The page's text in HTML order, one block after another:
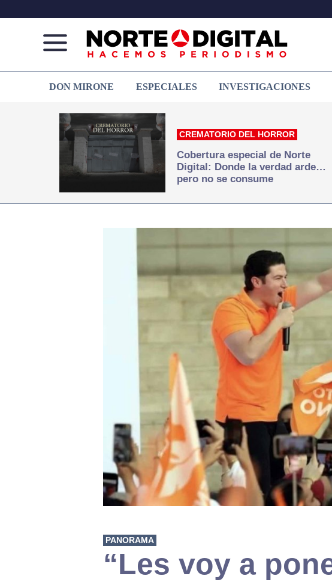
de
Juárez
que
hacemos periodismo
DON MIRONE ESPECIALES INVESTIGACIONES
CREMATORIO DEL HORROR
Cobertura especial de Norte
Digital: Donde la verdad arde…
pero no se consume
PANORAMA
“Les voy a